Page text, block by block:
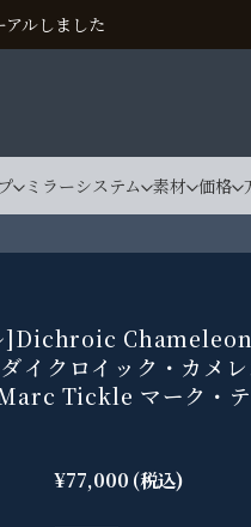
ルしました
ミラーシステム 素材 価格
]Dichroic Chameleon
イクロイック・カメレ
Tickle マーク・
¥77,000 (税込)